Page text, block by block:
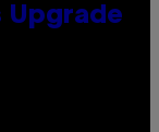
Upgrade